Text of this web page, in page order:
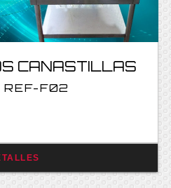
CANASTILLAS
REF-F02